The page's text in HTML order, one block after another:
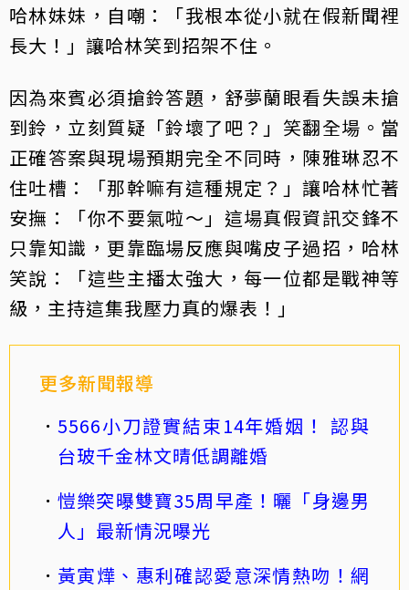
哈林妹妹，自嘲：「我根本從小就在假新聞裡
長大！」讓哈林笑到招架不住。
因為來賓必須搶鈴答題，舒夢蘭眼看失誤未搶
到鈴，立刻質疑「鈴壞了吧？」笑翻全場。當
正確答案與現場預期完全不同時，陳雅琳忍不
住吐槽：「那幹嘛有這種規定？」讓哈林忙著
安撫：「你不要氣啦～」這場真假資訊交鋒不
只靠知識，更靠臨場反應與嘴皮子過招，哈林
笑說：「這些主播太強大，每一位都是戰神等
級，主持這集我壓力真的爆表！」
更多新聞報導
5566小刀證實結束14年婚姻！ 認與
台玻千金林文晴低調離婚
愷樂突曝雙寶35周早產！曬「身邊男
人」最新情況曝光
黃寅燁、惠利確認愛意深情熱吻！網